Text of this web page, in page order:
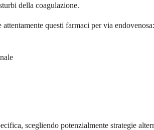
della coagulazione.
questi farmaci per via endovenosa:
scegliendo potenzialmente strategie